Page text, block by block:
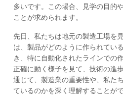
多いです。この場合、見学の目的
ことが求められます。
先日、私たちは地元の製造工場を
は、製品がどのように作られてい
き、特に自動化されたラインでの
正確に動く様子を見て、技術の進
通じて、製造業の重要性や、私た
ているのかを深く理解することがで